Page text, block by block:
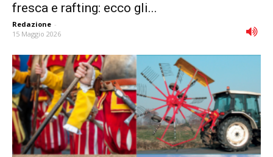
fresca e rafting: ecco gli...
Redazione -
15 Maggio 2026